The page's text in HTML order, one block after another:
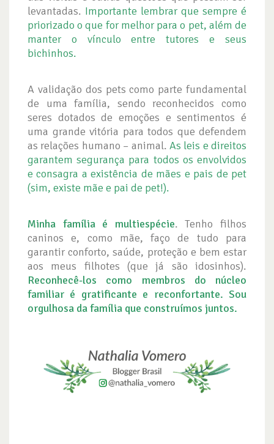
levantadas. Importante lembrar que sempre é
priorizado o que for melhor para o pet, além de
manter o vínculo entre tutores e seus
bichinhos.
A validação dos pets como parte fundamental
de uma família, sendo reconhecidos como
seres dotados de emoções e sentimentos é
uma grande vitória para todos que defendem
as relações humano – animal. As leis e direitos
garantem segurança para todos os envolvidos
e consagra a existência de mães e pais de pet
(sim, existe mãe e pai de pet!).
Minha família é multiespécie. Tenho filhos
caninos e, como mãe, faço de tudo para
garantir conforto, saúde, proteção e bem estar
aos meus filhotes (que já são idosinhos).
Reconhecê-los como membros do núcleo
familiar é gratificante e reconfortante. Sou
orgulhosa da família que construímos juntos.